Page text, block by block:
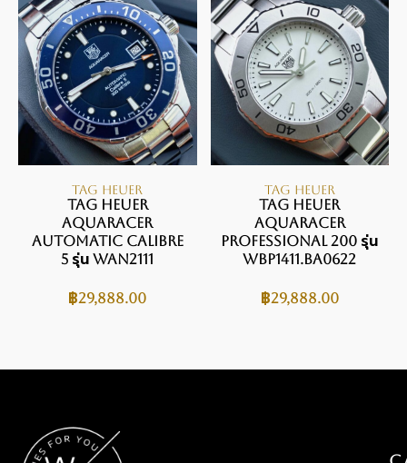
TAG HEUER
TAG Heuer
Aquaracer
Automatic Calibre
5 รุ่น WAN2111
฿29,888.00
TAG HEUER
Tag Heuer
Aquaracer
Professional 200 รุ่น
WBP1411.BA0622
฿29,888.00